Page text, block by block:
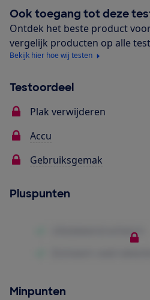
Ook toegang tot deze
Ontdek het beste product
vergelijk producten op alle
Bekijk hier hoe wij testen
Testoordeel
Plak verwijderen
Accu
Gebruiksgemak
Pluspunten
Minpunten